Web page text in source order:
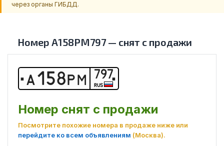
через органы ГИБДД.
Номер А158РМ797— снят с продажи
А 1 58РМ 797
RUS
Номер снят с продажи
Посмотрите похожие номера в продаже ниже или
перейдите ко всем объявлениям (Москва).